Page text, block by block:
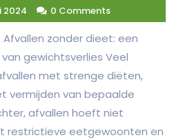
2024 0 Comments
zonder dieet: een
gewichtsverlies Veel
met strenge diëten,
vermijden van bepaalde
afvallen hoeft niet
restrictieve eetgewoonten en